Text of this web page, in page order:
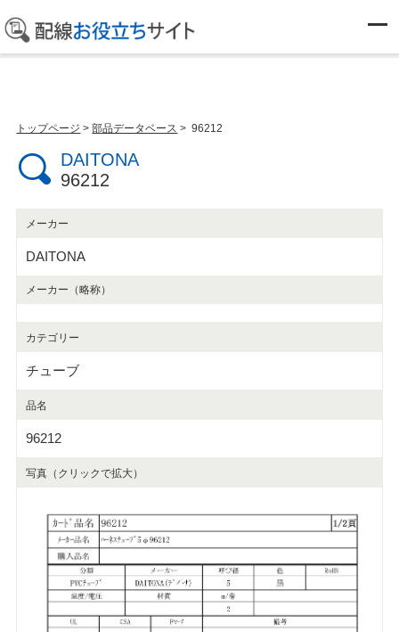
部品データベース
トップページ >部品データベース > 96212
DAITONA
96212
メーカー
DAITONA
メーカー（略称）
カテゴリー
チューブ
品名
96212
写真（クリックで拡大）